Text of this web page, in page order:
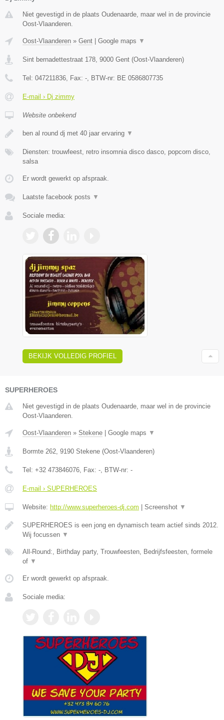
Niet gevestigd in de plaats Oudenaarde, maar wel in de provincie
Oost-Vlaanderen.
Oost-Vlaanderen » Gent Google maps ▼
Sint bernadettestraat 178, 9000 Gent (Oost-Vlaanderen)
Tel: 047211836, Fax: -, BTW-nr: BE 0586807735
E-mail › Dj zimmy
Website onbekend
ben al round dj met 40 jaar ervaring ▼
Diensten: trouwfeest, retro insomnia disco dasco, popcorn disco,
salsa
Er wordt gewerkt op afspraak.
Laatste facebook posts ▼
Sociale media:
BEKIJK VOLLEDIG PROFIEL
SUPERHEROES
Niet gevestigd in de plaats Oudenaarde, maar wel in de provincie
Oost-Vlaanderen.
Oost-Vlaanderen » Stekene Google maps ▼
Bormte 262, 9190 Stekene (Oost-Vlaanderen)
Tel: +32 473846076, Fax: -, BTW-nr: -
E-mail › SUPERHEROES
Website: http://www.superheroes-dj.com Screenshot ▼
SUPERHEROES is een jong en dynamisch team actief sinds 2012.
Wij focussen ▼
All-Round:, Birthday party, Trouwfeesten, Bedrijfsfeesten, formele
of ▼
Er wordt gewerkt op afspraak.
Sociale media: